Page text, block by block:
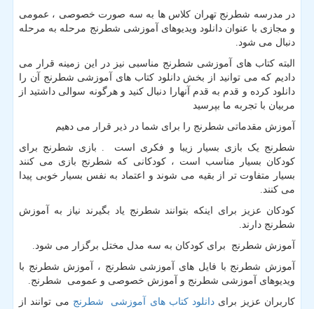
در مدرسه شطرنج تهران کلاس ها به سه صورت خصوصی ، عمومی
و مجازی با عنوان دانلود ویدیوهای آموزشی شطرنج مرحله به مرحله
دنبال می شود.
البته کتاب های آموزشی شطرنج مناسبی نیز در این زمینه قرار می
دادیم که می توانید از بخش دانلود کتاب های آموزشی شطرنج آن را
دانلود کرده و قدم به قدم آنهارا دنبال کنید و هرگونه سوالی داشتید از
مربیان با تجربه ما بپرسید
آموزش مقدماتی شطرنج را برای شما در ذیر قرار می دهیم
شطرنج یک بازی بسیار زیبا و فکری است . بازی شطرنج برای
کودکان بسیار مناسب است ، کودکانی که شطرنج بازی می کنند
بسیار متفاوت تر از بقیه می شوند و اعتماد به نفس بسیار خوبی پیدا
می کنند.
کودکان عزیز برای اینکه بتوانند شطرنج یاد بگیرند نیاز به آموزش
شطرنج دارند.
آموزش شطرنج برای کودکان به سه مدل مختل برگزار می شود.
آموزش شطرنج با فایل های آموزشی شطرنج ، آموزش شطرنج با
ویدیوهای آموزشی شطرنج و آموزش خصوصی و عمومی شطرنج.
کاربران عزیز برای دانلود کتاب های آموزشی شطرنج می توانند از